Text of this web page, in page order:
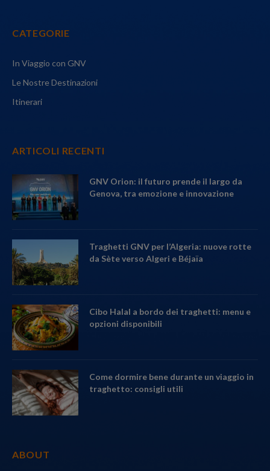
CATEGORIE
In Viaggio con GNV
Le Nostre Destinazioni
Itinerari
ARTICOLI RECENTI
GNV Orion: il futuro prende il largo da
Genova, tra emozione e innovazione
Traghetti GNV per l’Algeria: nuove rotte
da Sète verso Algeri e Béjaïa
Cibo Halal a bordo dei traghetti: menu e
opzioni disponibili
Come dormire bene durante un viaggio in
traghetto: consigli utili
ABOUT